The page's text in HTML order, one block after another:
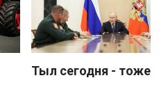
Тыл сегодня - тоже